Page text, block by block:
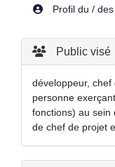
Profil du /
Public visé
développeur,
personne
fonctions) au sein
de chef de projet